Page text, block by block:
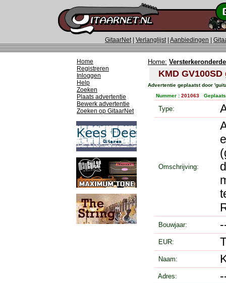
GitaarNet| Verlanglijst| Aanbiedingen
Home
Registreren
Inloggen
Help
Zoeken
Plaats advertentie
Bewerk advertentie
Zoeken op GitaarNet
Home:
KMD
Advertentie geplaatst door
Nummer : 201063
Type:
Omschrijving:
Bouwjaar:
EUR:
Naam:
Adres: